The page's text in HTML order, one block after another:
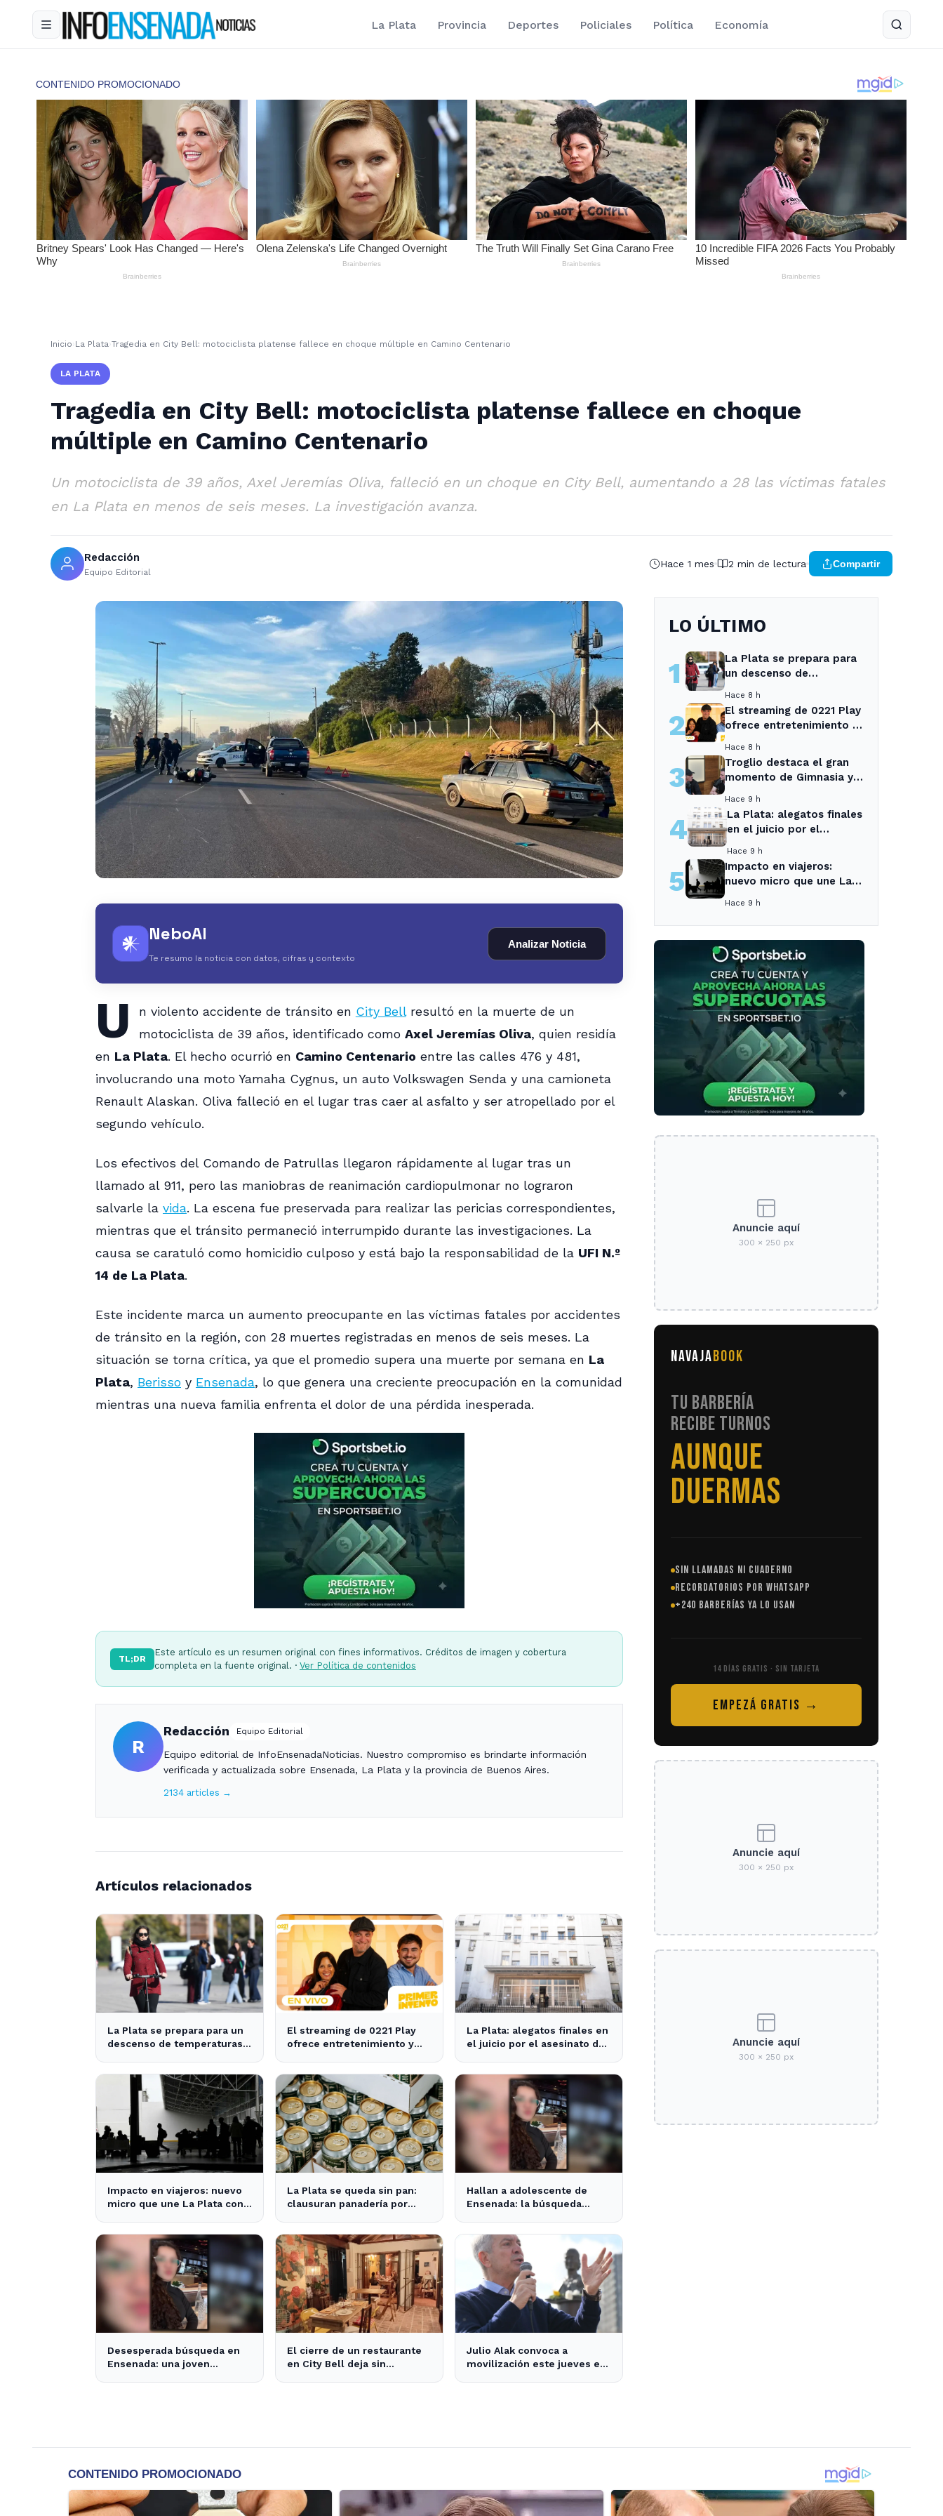
La Plata Provincia Deportes Policiales Política Economía
Inicio ›La Plata›Tragedia en City Bell: motociclista platense fallece en choque múltiple en Camino Centenario
LA PLATA
Tragedia en City Bell: motociclista platense fallece en choque
múltiple en Camino Centenario
Un motociclista de 39 años, Axel Jeremías Oliva, falleció en un choque en City Bell, aumentando a 28 las víctimas fatales
en La Plata en menos de seis meses. La investigación avanza.
Redacción
Equipo Editorial
Hace 1 mes 2 min de lectura Compartir
𒀭 NeboAI
Te resumo la noticia con datos, cifras y contexto
Analizar Noticia
U n violento accidente de tránsito en City Bellresultó en la muerte de un
motociclista de 39 años, identificado como Axel Jeremías Oliva, quien residía
en La Plata. El hecho ocurrió en Camino Centenario entre las calles 476 y 481,
involucrando una moto Yamaha Cygnus, un auto Volkswagen Senda y una camioneta
Renault Alaskan. Oliva falleció en el lugar tras caer al asfalto y ser atropellado por el
segundo vehículo.
Los efectivos del Comando de Patrullas llegaron rápidamente al lugar tras un
llamado al 911, pero las maniobras de reanimación cardiopulmonar no lograron
salvarle la vida. La escena fue preservada para realizar las pericias correspondientes,
mientras que el tránsito permaneció interrumpido durante las investigaciones. La
causa se caratuló como homicidio culposo y está bajo la responsabilidad de la UFI N.º
14 de La Plata.
Este incidente marca un aumento preocupante en las víctimas fatales por accidentes
de tránsito en la región, con 28 muertes registradas en menos de seis meses. La
situación se torna crítica, ya que el promedio supera una muerte por semana en La
Plata, Berisso y Ensenada, lo que genera una creciente preocupación en la comunidad
mientras una nueva familia enfrenta el dolor de una pérdida inesperada.
TL;DR
Este artículo es un resumen original con fines informativos. Créditos de imagen y cobertura
completa en la fuente original. · Ver Política de contenidos
R
Redacción Equipo Editorial
Equipo editorial de InfoEnsenadaNoticias. Nuestro compromiso es brindarte información
verificada y actualizada sobre Ensenada, La Plata y la provincia de Buenos Aires.
2134 articles →
Artículos relacionados
La Plata se prepara para un
descenso de temperaturas
El streaming de 0221 Play
ofrece entretenimiento y
La Plata: alegatos finales en
el juicio por el asesinato de
Impacto en viajeros: nuevo
micro que une La Plata con
específico
La Plata se queda sin pan:
clausuran panadería por
Hallan a adolescente de
Ensenada: la búsqueda
Desesperada búsqueda en
Ensenada: una joven
El cierre de un restaurante
en City Bell deja sin
Julio Alak convoca a
movilización este jueves en
LO ÚLTIMO
1
La Plata se prepara para
un descenso de
Hace 8 h
2
El streaming de 0221 Play
ofrece entretenimiento y
Hace 8 h
3
Troglio destaca el gran
momento de Gimnasia y
entrenador
Hace 9 h
4
La Plata: alegatos finales
en el juicio por el
Hace 9 h
5
Impacto en viajeros:
nuevo micro que une La
tramo específico
Hace 9 h
Anuncie aquí
300 × 250 px
NAVAJABOOK
TU BARBERÍA
RECIBE TURNOS
SIN LLAMADAS
SIN LLAMADAS NI CUADERNO
RECORDATORIOS POR WHATSAPP
+240 BARBERÍAS YA LO USAN
14 DÍAS GRATIS · SIN TARJETA
EMPEZÁ GRATIS →
Anuncie aquí
300 × 250 px
Anuncie aquí
300 × 250 px